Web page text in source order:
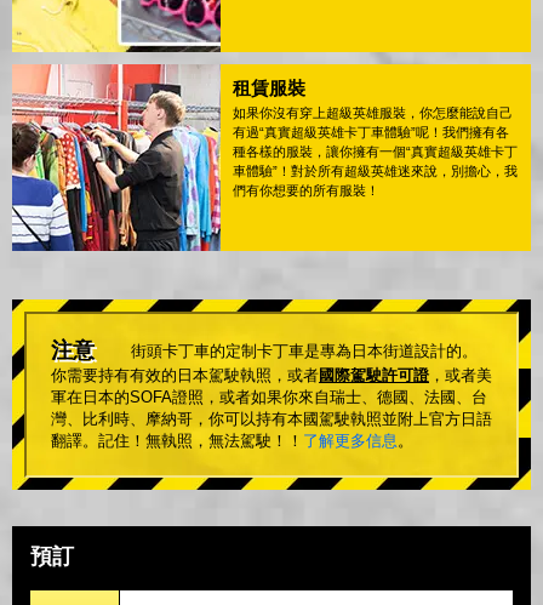
租賃服裝
如果你沒有穿上超級英雄服裝，你怎麼能說自己
有過“真實超級英雄卡丁車體驗”呢！我們擁有各
種各樣的服裝，讓你擁有一個“真實超級英雄卡丁
車體驗”！對於所有超級英雄迷來說，別擔心，我
們有你想要的所有服裝！
注意
街頭卡丁車的定制卡丁車是專為日本街道設計的。
你需要持有有效的日本駕駛執照，或者國際駕駛許可證 ，或者美
軍在日本的SOFA證照，或者如果你來自瑞士、德國、法國、台
灣、比利時、摩納哥，你可以持有本國駕駛執照並附上官方日語
翻譯。記住！無執照，無法駕駛！！ 了解更多信息。
預訂